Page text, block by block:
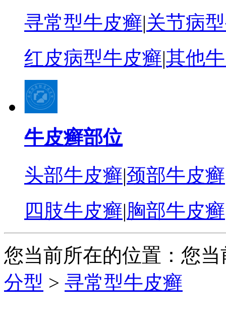
寻常型牛皮癣|关节病
红皮病型牛皮癣|其他
牛皮癣部位
头部牛皮癣|颈部牛皮癣
四肢牛皮癣|胸部牛皮癣
您当前所在的位置：您
分型 > 寻常型牛皮癣